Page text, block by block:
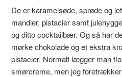
De er karamelsøde, sprøde og
mandler, pistacier samt
og ditto cocktailbær. Og så har
mørke chokolade og et ekstra
pistacier. Normalt lægger man
smørcreme, men jeg